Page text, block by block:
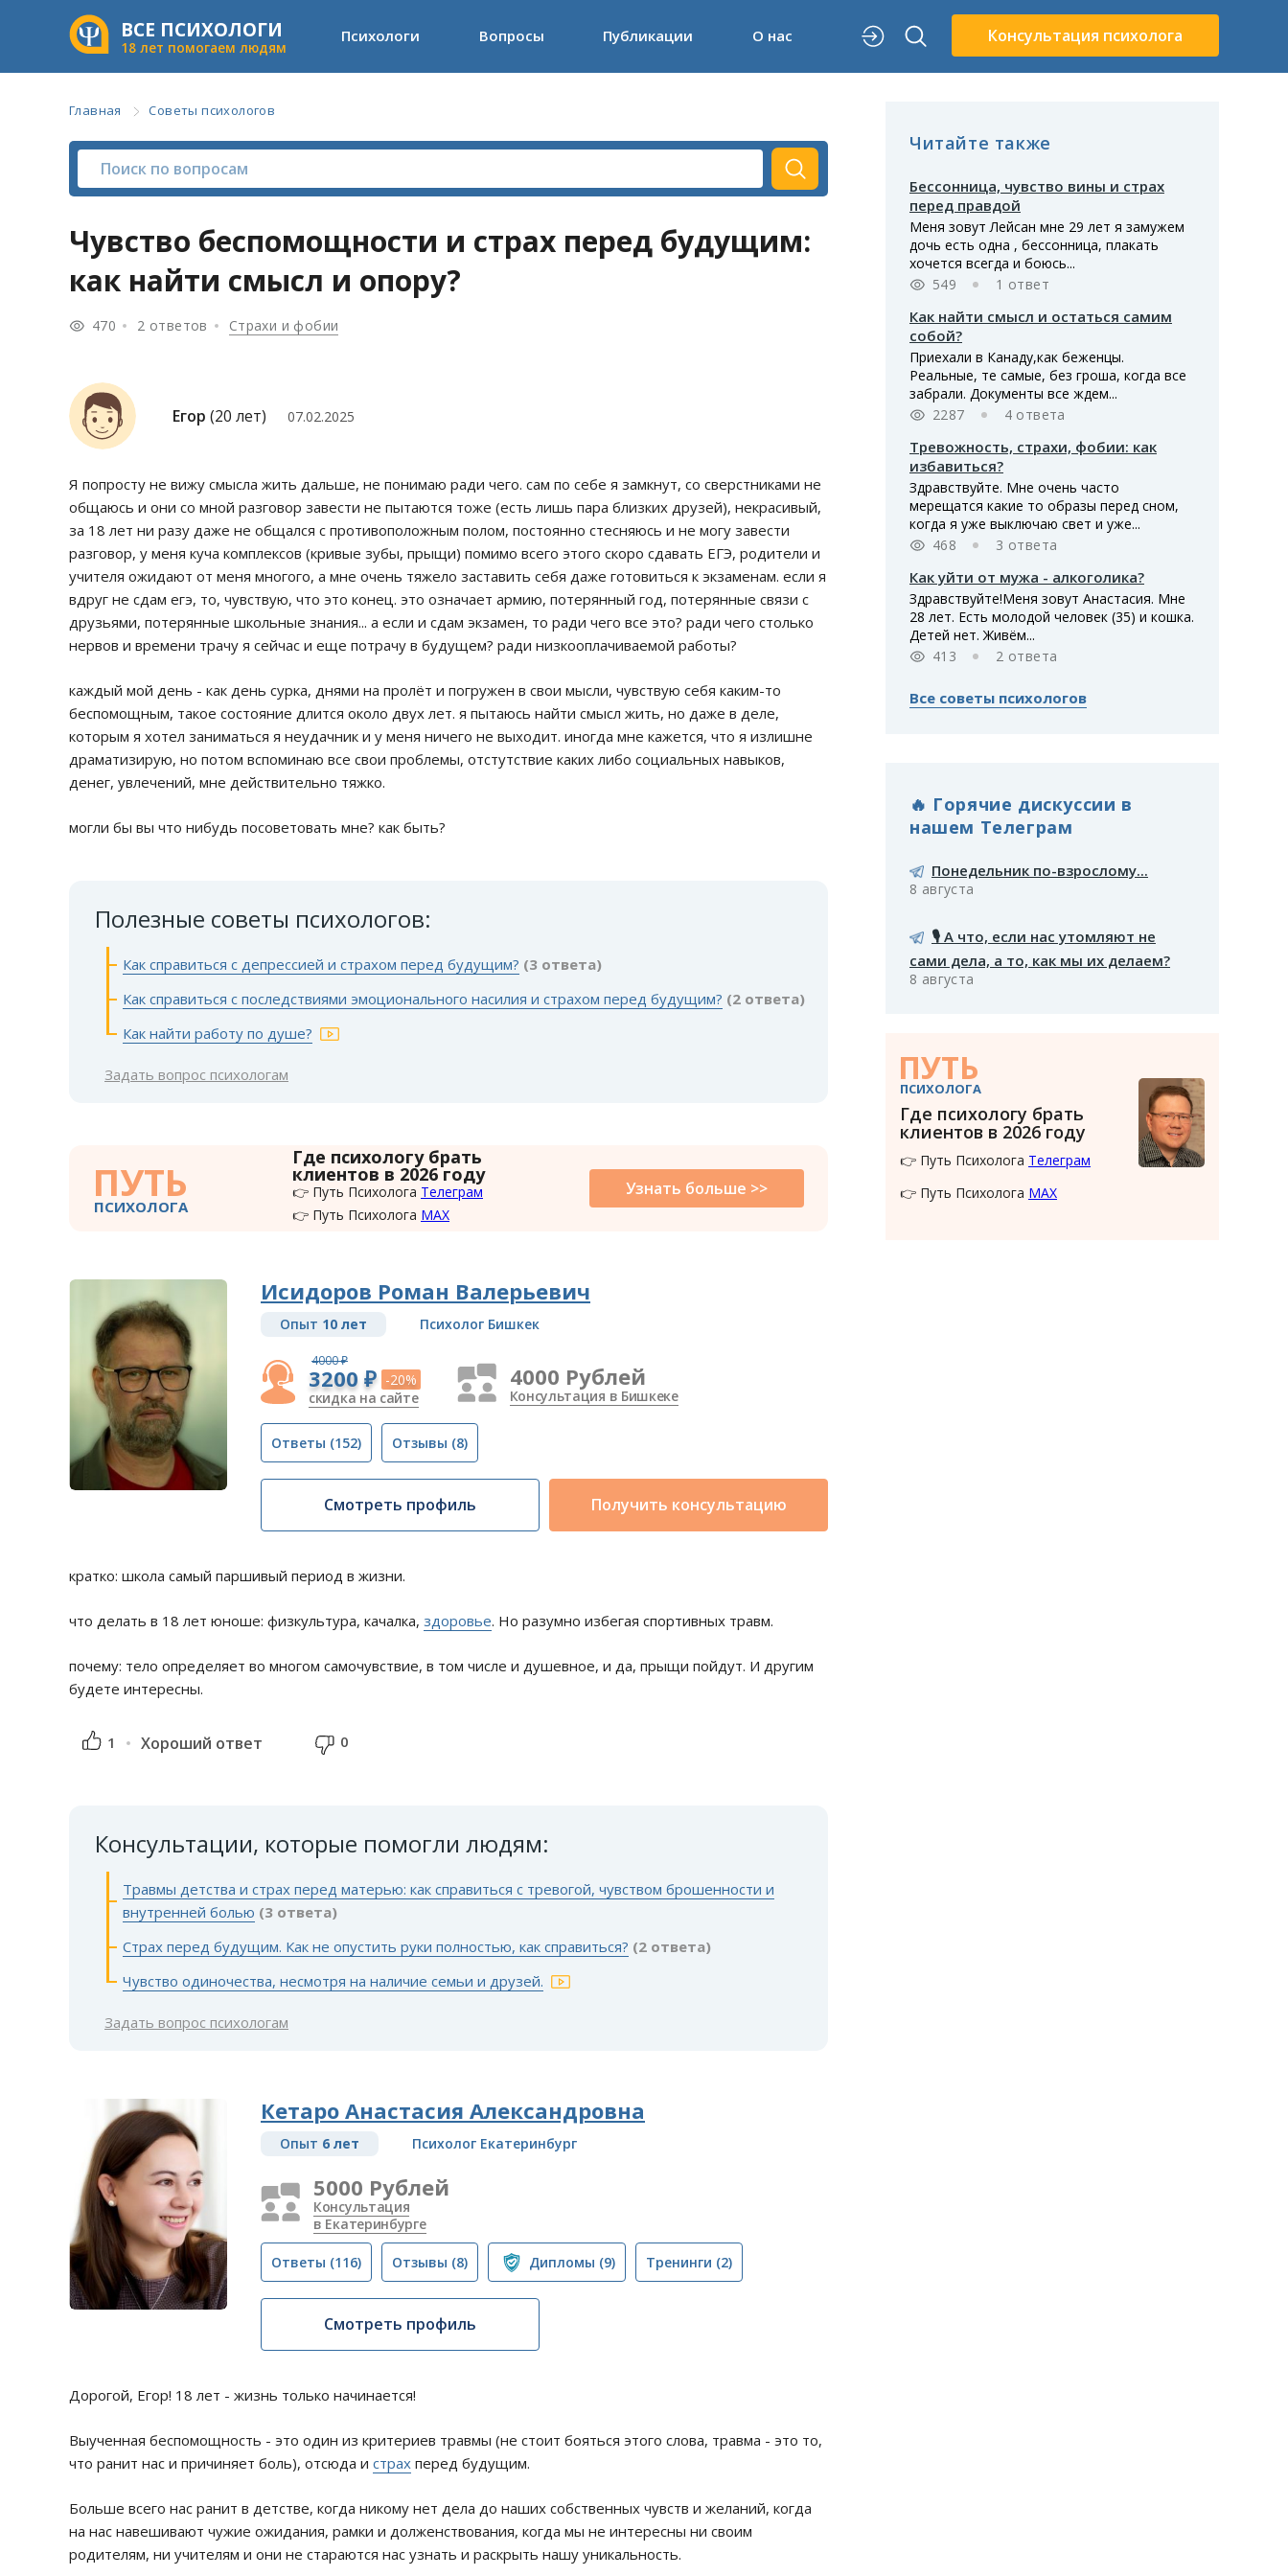
ВСЕ ПСИХОЛОГИ
18 лет помогаем людям
Психологи Вопросы Публикации О нас Консультация психолога
Главная Советы психологов
Чувство беспомощности и страх перед будущим:
как найти смысл и опору?
470 2 ответов Страхи и фобии
Егор (20 лет) 07.02.2025
Я попросту не вижу смысла жить дальше, не понимаю ради чего. сам по себе я замкнут, со сверстниками не
общаюсь и они со мной разговор завести не пытаются тоже (есть лишь пара близких друзей), некрасивый,
за 18 лет ни разу даже не общался с противоположным полом, постоянно стесняюсь и не могу завести
разговор, у меня куча комплексов (кривые зубы, прыщи) помимо всего этого скоро сдавать ЕГЭ, родители и
учителя ожидают от меня многого, а мне очень тяжело заставить себя даже готовиться к экзаменам. если я
вдруг не сдам егэ, то, чувствую, что это конец. это означает армию, потерянный год, потерянные связи с
друзьями, потерянные школьные знания... а если и сдам экзамен, то ради чего все это? ради чего столько
нервов и времени трачу я сейчас и еще потрачу в будущем? ради низкооплачиваемой работы?
каждый мой день - как день сурка, днями на пролёт и погружен в свои мысли, чувствую себя каким-то
беспомощным, такое состояние длится около двух лет. я пытаюсь найти смысл жить, но даже в деле,
которым я хотел заниматься я неудачник и у меня ничего не выходит. иногда мне кажется, что я излишне
драматизирую, но потом вспоминаю все свои проблемы, отстутствие каких либо социальных навыков,
денег, увлечений, мне действительно тяжко.
могли бы вы что нибудь посоветовать мне? как быть?
Полезные советы психологов:
Как справиться с депрессией и страхом перед будущим? (3 ответа)
Как справиться с последствиями эмоционального насилия и страхом перед будущим? (2 ответа)
Как найти работу по душе?
Задать вопрос психологам
ПУТЬ
ПСИХОЛОГА
Где психологу брать
клиентов в 2026 году
👉 Путь Психолога Телеграм
👉 Путь Психолога MAX
Узнать больше >>
Исидоров Роман Валерьевич
Опыт 10 лет Психолог Бишкек
4000 ₽
3200 ₽ -20%
скидка на сайте
4000 Рублей
Консультация в Бишкеке
Ответы (152) Отзывы (8)
Смотреть профиль Получить консультацию
кратко: школа самый паршивый период в жизни.
что делать в 18 лет юноше: физкультура, качалка, здоровье. Но разумно избегая спортивных травм.
почему: тело определяет во многом самочувствие, в том числе и душевное, и да, прыщи пойдут. И другим
будете интересны.
1 Хороший ответ 0
Консультации, которые помогли людям:
Травмы детства и страх перед матерью: как справиться с тревогой, чувством брошенности и
внутренней болью (3 ответа)
Страх перед будущим. Как не опустить руки полностью, как справиться? (2 ответа)
Чувство одиночества, несмотря на наличие семьи и друзей.
Задать вопрос психологам
Кетаро Анастасия Александровна
Опыт 6 лет Психолог Екатеринбург
5000 Рублей
Консультация
в Екатеринбурге
Ответы (116) Отзывы (8) Дипломы (9) Тренинги (2)
Смотреть профиль
Дорогой, Егор! 18 лет - жизнь только начинается!
Выученная беспомощность - это один из критериев травмы (не стоит бояться этого слова, травма - это то,
что ранит нас и причиняет боль), отсюда и страх перед будущим.
Больше всего нас ранит в детстве, когда никому нет дела до наших собственных чувств и желаний, когда
на нас навешивают чужие ожидания, рамки и долженствования, когда мы не интересны ни своим
родителям, ни учителям и они не стараются нас узнать и раскрыть нашу уникальность.
Читайте также
Бессонница, чувство вины и страх
перед правдой
Меня зовут Лейсан мне 29 лет я замужем
дочь есть одна , бессонница, плакать
хочется всегда и боюсь...
549
1 ответ
Как найти смысл и остаться самим
собой?
Приехали в Канаду,как беженцы.
Реальные, те самые, без гроша, когда все
забрали. Документы все ждем...
2287
4 ответа
Тревожность, страхи, фобии: как
избавиться?
Здравствуйте. Мне очень часто
мерещатся какие то образы перед сном,
когда я уже выключаю свет и уже...
468
3 ответа
Как уйти от мужа - алкоголика?
Здравствуйте!Меня зовут Анастасия. Мне
28 лет. Есть молодой человек (35) и кошка.
Детей нет. Живём...
413
2 ответа
Все советы психологов
🔥 Горячие дискуссии в
нашем Телеграм
Понедельник по-взрослому...
8 августа
🎙️ А что, если нас утомляют не
сами дела, а то, как мы их делаем?
8 августа
ПУТЬ
ПСИХОЛОГА
Где психологу брать
клиентов в 2026 году
👉 Путь Психолога Телеграм
👉 Путь Психолога MAX